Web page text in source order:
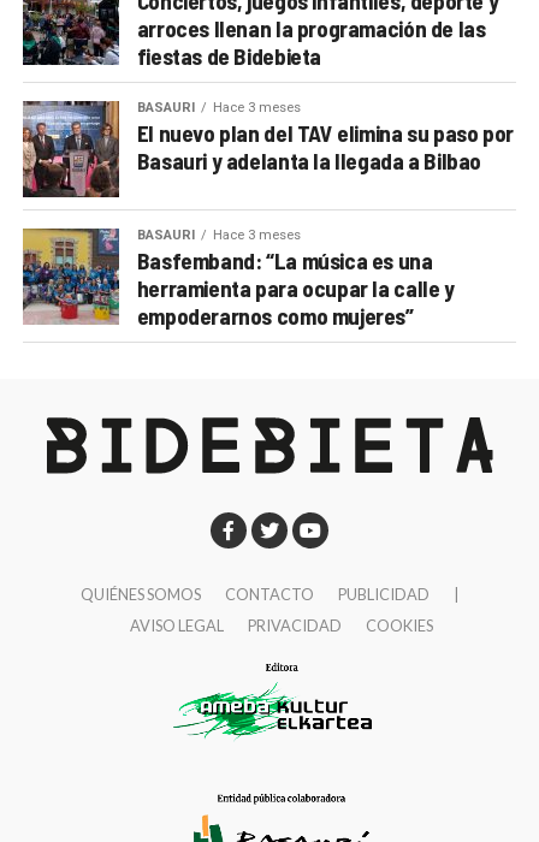
arroces llenan la programación de las
fiestas de Bidebieta
BASAURI Hace 3 meses
El nuevo plan del TAV elimina su paso por
Basauri y adelanta la llegada a Bilbao
BASAURI Hace 3 meses
Basfemband: “La música es una
herramienta para ocupar la calle y
empoderarnos como mujeres”
QUIÉNES SOMOS CONTACTO PUBLICIDAD
AVISO LEGAL
PRIVACIDAD COOKIES